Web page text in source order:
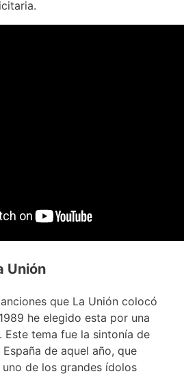
Unión
que La Unión colocó
he elegido esta por una
Este tema fue la sintonía de
de aquel año, que
de los grandes ídolos